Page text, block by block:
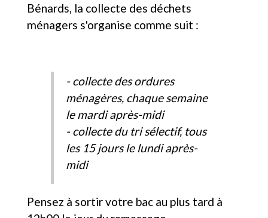
Bénards, la collecte des déchets
ménagers s'organise comme suit :
- collecte des ordures
ménagères, chaque semaine
le mardi après-midi
- collecte du tri sélectif, tous
les 15 jours le lundi après-
midi
Pensez à sortir votre bac au plus tard à